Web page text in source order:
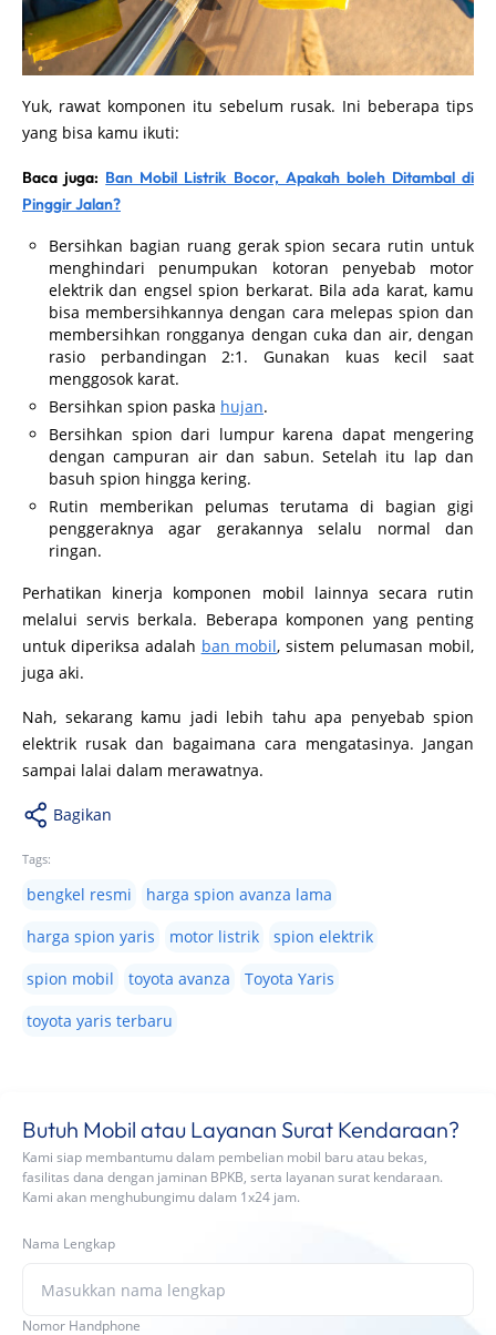
Yuk, rawat komponen itu sebelum rusak. Ini beberapa tips
yang bisa kamu ikuti:
Baca juga: Ban Mobil Listrik Bocor, Apakah boleh Ditambal di
Pinggir Jalan?
Bersihkan bagian ruang gerak spion secara rutin untuk
menghindari penumpukan kotoran penyebab motor
elektrik dan engsel spion berkarat. Bila ada karat, kamu
bisa membersihkannya dengan cara melepas spion dan
membersihkan rongganya dengan cuka dan air, dengan
rasio perbandingan 2:1. Gunakan kuas kecil saat
menggosok karat.
Bersihkan spion paska hujan.
Bersihkan spion dari lumpur karena dapat mengering
dengan campuran air dan sabun. Setelah itu lap dan
basuh spion hingga kering.
Rutin memberikan pelumas terutama di bagian gigi
penggeraknya agar gerakannya selalu normal dan
ringan.
Perhatikan kinerja komponen mobil lainnya secara rutin
melalui servis berkala. Beberapa komponen yang penting
untuk diperiksa adalah ban mobil, sistem pelumasan mobil,
juga aki.
Nah, sekarang kamu jadi lebih tahu apa penyebab spion
elektrik rusak dan bagaimana cara mengatasinya. Jangan
sampai lalai dalam merawatnya.
Bagikan
Tags:
bengkel resmi
harga spion avanza lama
harga spion yaris
motor listrik
spion elektrik
spion mobil
toyota avanza
Toyota Yaris
toyota yaris terbaru
Butuh Mobil atau Layanan Surat Kendaraan?
Kami siap membantumu dalam pembelian mobil baru atau bekas,
fasilitas dana dengan jaminan BPKB, serta layanan surat kendaraan.
Kami akan menghubungimu dalam 1x24 jam.
Nama Lengkap
Nomor Handphone